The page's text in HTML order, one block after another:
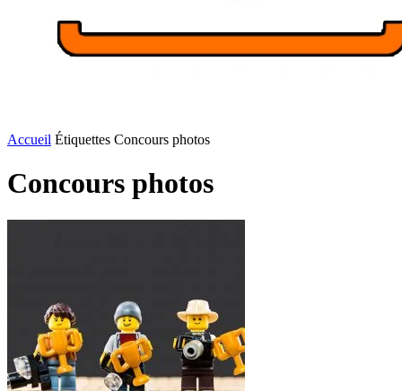
Accueil Étiquettes Concours photos
Concours photos